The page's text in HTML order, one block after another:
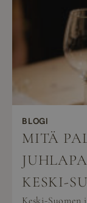
BLOGI
MITÄ
KESKI-
Keski-